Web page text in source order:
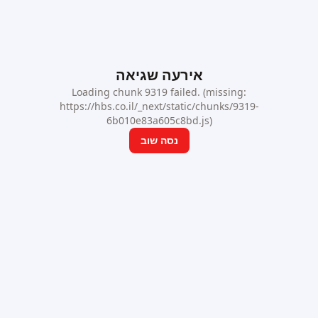
אירעה שגיאה
Loading chunk 9319 failed. (missing:
https://hbs.co.il/_next/static/chunks/9319-
6b010e83a605c8bd.js)